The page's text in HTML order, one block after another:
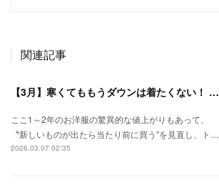
関連記事
【3月】寒くてももうダウンは着たくない！ とっておきの春待ちアウターコーデ
ここ1～2年のお洋服の驚異的な値上がりもあって、
〝新しいものが出たら当たり前に買う″を見直し、ト…
2026.03.07 02:35